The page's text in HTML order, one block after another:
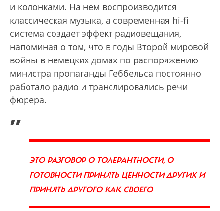
и колонками. На нем воспроизводится
классическая музыка, а современная hi-fi
система создает эффект радиовещания,
напоминая о том, что в годы Второй мировой
войны в немецких домах по распоряжению
министра пропаганды Геббельса постоянно
работало радио и транслировались речи
фюрера.
„
ЭТО РАЗГОВОР О ТОЛЕРАНТНОСТИ, О
ГОТОВНОСТИ ПРИНЯТЬ ЦЕННОСТИ ДРУГИХ И
ПРИНЯТЬ ДРУГОГО КАК СВОЕГО